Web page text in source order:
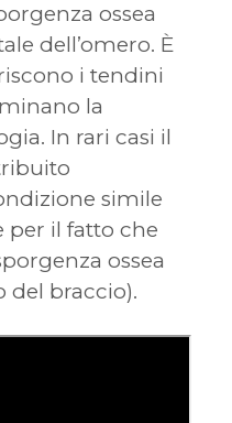
ossea
dell’omero. È
i tendini
la
In rari casi il
simile
per il fatto che
ossea
del braccio).